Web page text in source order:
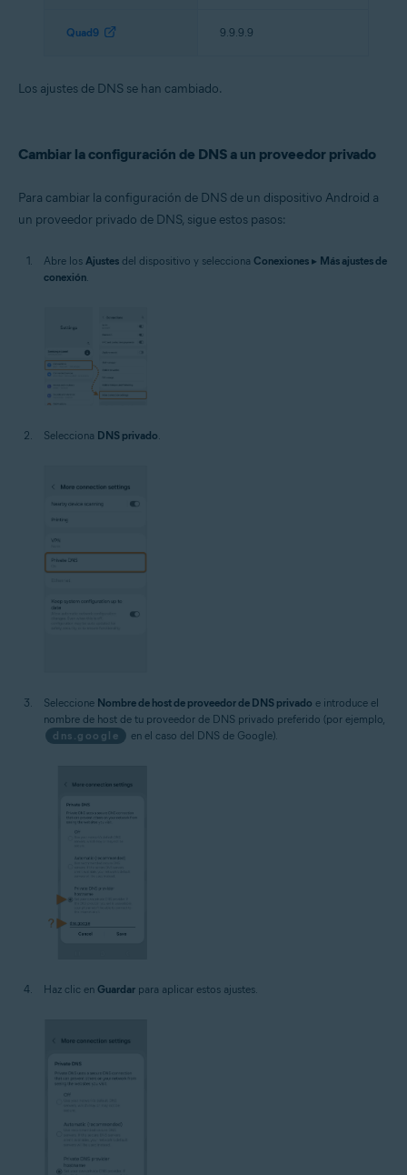
Quad9 9.9.9.9
Los ajustes de DNS se han cambiado.
Cambiar la configuración de DNS a un proveedor privado
Para cambiar la configuración de DNS de un dispositivo Android a
un proveedor privado de DNS, sigue estos pasos:
Abre los Ajustes del dispositivo y selecciona Conexiones ▸ Más ajustes de
conexión
Selecciona DNS privado
Seleccione Nombre de host de proveedor de DNS privado e introduce el
nombre de host de tu proveedor de DNS privado preferido (por ejemplo,
dns.google
en el caso del DNS de Google).
Haz clic en Guardar para aplicar estos ajustes.